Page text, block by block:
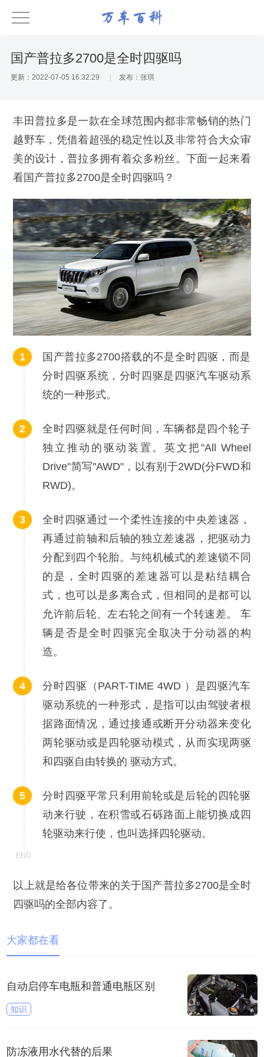
国产普拉多2700是全时四驱吗
更新：2022-07-05 16:32:29 发布：张琪
丰田普拉多是一款在全球范围内都非常畅销的热门
越野车，凭借着超强的稳定性以及非常符合大众审
美的设计，普拉多拥有着众多粉丝。下面一起来看
看国产普拉多2700是全时四驱吗？
国产普拉多2700搭载的不是全时四驱，而是
分时四驱系统，分时四驱是四驱汽车驱动系
统的一种形式。
全时四驱就是任何时间，车辆都是四个轮子
独立推动的驱动装置。英文把"All Wheel
Drive"简写"AWD"，以有别于2WD(分FWD和
RWD)。
全时四驱通过一个柔性连接的中央差速器，
再通过前轴和后轴的独立差速器，把驱动力
分配到四个轮胎。与纯机械式的差速锁不同
的是，全时四驱的差速器可以是粘结耦合
式，也可以是多离合式，但相同的是都可以
允许前后轮、左右轮之间有一个转速差。 车
辆是否是全时四驱完全取决于分动器的构
造。
分时四驱（PART-TIME 4WD ）是四驱汽车
驱动系统的一种形式，是指可以由驾驶者根
据路面情况，通过接通或断开分动器来变化
两轮驱动或是四轮驱动模式，从而实现两驱
和四驱自由转换的 驱动方式。
分时四驱平常只利用前轮或是后轮的四轮驱
动来行驶，在积雪或石砾路面上能切换成四
轮驱动来行使，也叫选择四轮驱动。
以上就是给各位带来的关于国产普拉多2700是全时
四驱吗的全部内容了。
大家都在看
自动启停车电瓶和普通电瓶区别
知识
防冻液用水代替的后果